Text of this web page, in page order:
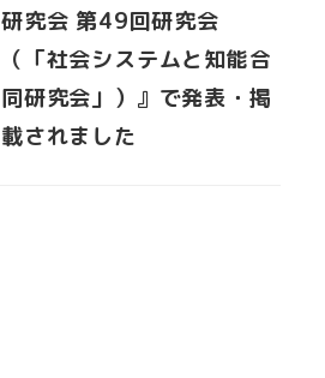
研究会 第49回研究会
（「社会システムと知能合
同研究会」）』で発表・掲
載されました